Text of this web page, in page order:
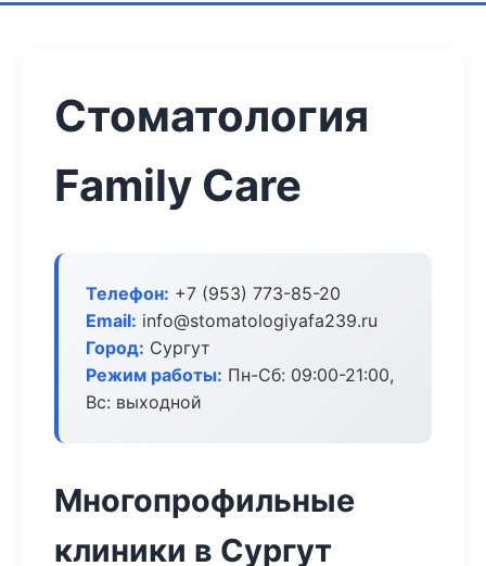
Стоматология
Family Care
Телефон: +7 (953) 773-85-20
Email: info@stomatologiyafa239.ru
Город: Сургут
Режим работы: Пн-Сб: 09:00-21:00,
Вс: выходной
Многопрофильные
клиники в Сургут